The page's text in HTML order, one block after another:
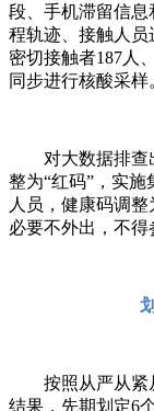
段、手机滞留信
程轨迹、接触人员
密切接触者187人
同步进行核酸采样
对大数据排查出
整为“红码”，实
人员，健康码调
必要不外出，不得
按照从严从紧从
结果，先期划定6